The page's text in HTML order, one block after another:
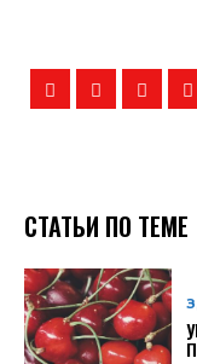
СТАТЬИ ПО ТЕМЕ